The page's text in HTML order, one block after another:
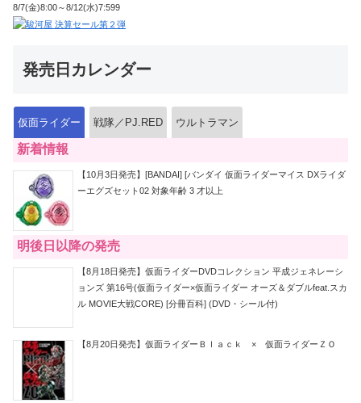
8/7(金)8:00～8/12(水)7:599
発売日カレンダー
仮面ライダー 戦隊／PJ.RED ウルトラマン
新着情報
【10月3日発売】[BANDAI] [バンダイ 仮面ライダーマイス DXライダ
ーエグズセット02 対象年齢 3 才以上
明後日以降の発売
【8月18日発売】仮面ライダーDVDコレクション 平成ジェネレーシ
ョンズ 第16号(仮面ライダー×仮面ライダー オーズ＆ダブルfeat.スカ
ル MOVIE大戦CORE) [分冊百科] (DVD・シール付)
【8月20日発売】仮面ライダーＢｌａｃｋ × 仮面ライダーＺＯ